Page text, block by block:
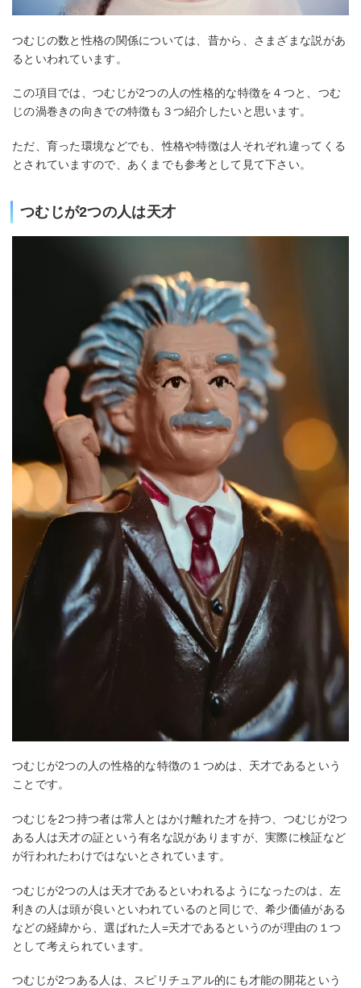
つむじの数と性格の関係については、昔から、さまざまな説があ
るといわれています。
この項目では、つむじが2つの人の性格的な特徴を４つと、つむ
じの渦巻きの向きでの特徴も３つ紹介したいと思います。
ただ、育った環境などでも、性格や特徴は人それぞれ違ってくる
とされていますので、あくまでも参考として見て下さい。
つむじが2つの人は天才
つむじが2つの人の性格的な特徴の１つめは、天才であるという
ことです。
つむじを2つ持つ者は常人とはかけ離れた才を持つ、つむじが2つ
ある人は天才の証という有名な説がありますが、実際に検証など
が行われたわけではないとされています。
つむじが2つの人は天才であるといわれるようになったのは、左
利きの人は頭が良いといわれているのと同じで、希少価値がある
などの経緯から、選ばれた人=天才であるというのが理由の１つ
として考えられています。
つむじが2つある人は、スピリチュアル的にも才能の開花という